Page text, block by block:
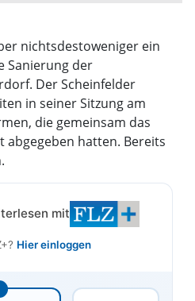
nichtsdestoweniger ein
Sanierung der
Der Scheinfelder
in seiner Sitzung am
die gemeinsam das
hatten. Bereits
mit
Hier einloggen